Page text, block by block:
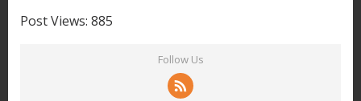
Post Views: 885
Follow Us